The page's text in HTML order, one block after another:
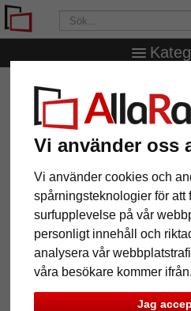
Vi använder oss
Vi använder cookies och
spårningsteknologier för att
surfupplevelse på vår
personligt innehåll och
analysera vår
våra besökare kommer ifrån.
Jag
AllaRamar.se
mått
Träram Saint-